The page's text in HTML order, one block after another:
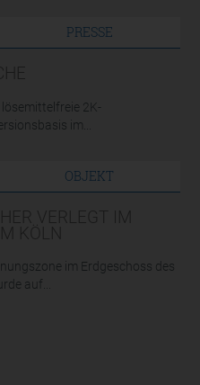
PRESSE
2K-
im...
OBJEKT
im Erdgeschoss des
auf...